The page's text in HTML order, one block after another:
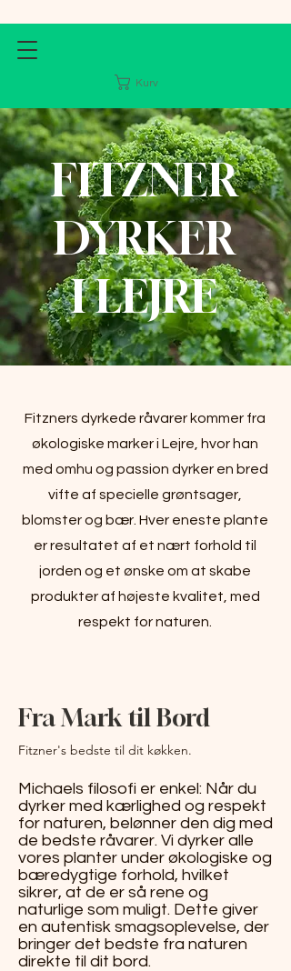
Kurv
FITZNER
DYRKER
I LEJRE
Fitzners dyrkede råvarer kommer fra
økologiske marker i Lejre, hvor han
med omhu og passion dyrker en bred
vifte af specielle grøntsager,
blomster og bær. Hver eneste plante
er resultatet af et nært forhold til
jorden og et ønske om at skabe
produkter af højeste kvalitet, med
respekt for naturen.
Fra Mark til Bord
Fitzner's bedste til dit køkken.
Michaels filosofi er enkel: Når du
dyrker med kærlighed og respekt
for naturen, belønner den dig med
de bedste råvarer. Vi dyrker alle
vores planter under økologiske og
bæredygtige forhold, hvilket
sikrer, at de er så rene og
naturlige som muligt. Dette giver
en autentisk smagsoplevelse, der
bringer det bedste fra naturen
direkte til dit bord.